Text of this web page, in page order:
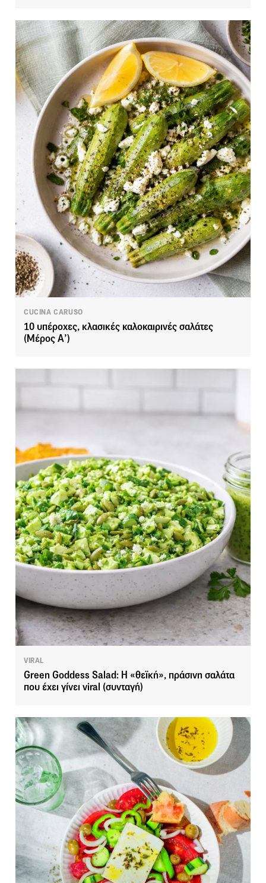
CUCINA CARUSO
10 υπέροχες, κλασικές καλοκαιρινές σαλάτες
(Μέρος Α’)
VIRAL
Green Goddess Salad: H «θεϊκή», πράσινη σαλάτα
που έχει γίνει viral (συνταγή)